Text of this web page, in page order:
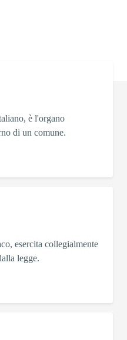
è l'organo
di un comune.
esercita collegialmente
legge.